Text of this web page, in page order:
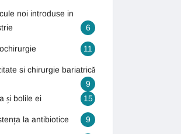
noi introduse in
6
11
si chirurgie bariatrică
9
și bolile ei
15
la antibiotice 9